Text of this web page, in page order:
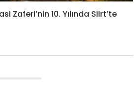
Zaferi’nin 10. Yılında Siirt’te